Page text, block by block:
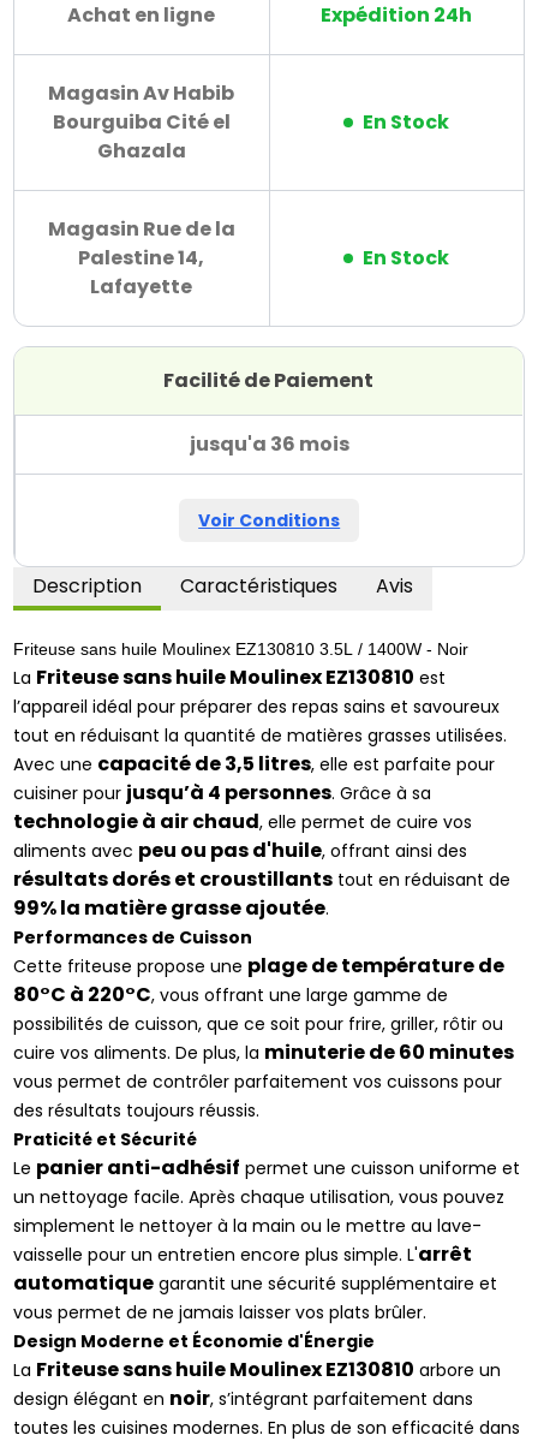
Achat en ligne Expédition 24h
Magasin Av Habib
Bourguiba Cité el
Ghazala
En Stock
Magasin Rue de la
Palestine 14,
Lafayette
En Stock
Facilité de Paiement
jusqu'a 36 mois
Voir Conditions
Description Caractéristiques Avis
Friteuse sans huile Moulinex EZ130810 3.5L / 1400W - Noir
La Friteuse sans huile Moulinex EZ130810 est
l’appareil idéal pour préparer des repas sains et savoureux
tout en réduisant la quantité de matières grasses utilisées.
Avec une capacité de 3,5 litres, elle est parfaite pour
cuisiner pour jusqu’à 4 personnes. Grâce à sa
technologie à air chaud, elle permet de cuire vos
aliments avec peu ou pas d'huile, offrant ainsi des
résultats dorés et croustillants tout en réduisant de
99% la matière grasse ajoutée.
Performances de Cuisson
Cette friteuse propose une plage de température de
80°C à 220°C, vous offrant une large gamme de
possibilités de cuisson, que ce soit pour frire, griller, rôtir ou
cuire vos aliments. De plus, la minuterie de 60 minutes
vous permet de contrôler parfaitement vos cuissons pour
des résultats toujours réussis.
Praticité et Sécurité
Le panier anti-adhésif permet une cuisson uniforme et
un nettoyage facile. Après chaque utilisation, vous pouvez
simplement le nettoyer à la main ou le mettre au lave-
vaisselle pour un entretien encore plus simple. L'arrêt
automatique garantit une sécurité supplémentaire et
vous permet de ne jamais laisser vos plats brûler.
Design Moderne et Économie d'Énergie
La Friteuse sans huile Moulinex EZ130810 arbore un
design élégant en noir, s’intégrant parfaitement dans
toutes les cuisines modernes. En plus de son efficacité dans